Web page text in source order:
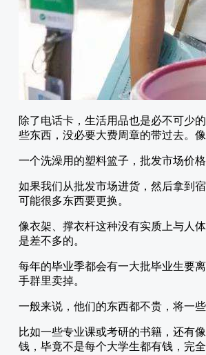
除了电话卡，生活用品也是必不可少
些东西，没必要大费周章的带过去。
一个洗澡用的塑料篮子，批发市场价
如果我们从批发市场进货，然后拿到
可能很多东西要更换。
像衣架、撑衣杆这种没有实质上与人
是差不多的。
每年的毕业季都会有一大批毕业生要
手群里卖掉。
一般来说，他们的东西都不贵，将一
比如一些专业课或考研的书籍，还有
钱，毕竟不是每个大学生都有钱，完全